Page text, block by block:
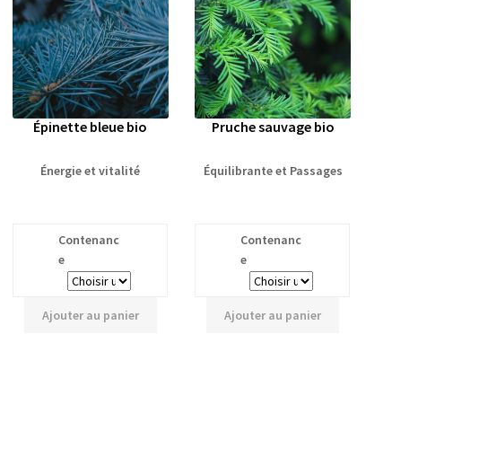
Épinette bleue bio
Énergie et vitalité
Contenanc
e
Ajouter au panier
Pruche sauvage bio
Équilibrante et Passages
Contenanc
e
Ajouter au panier